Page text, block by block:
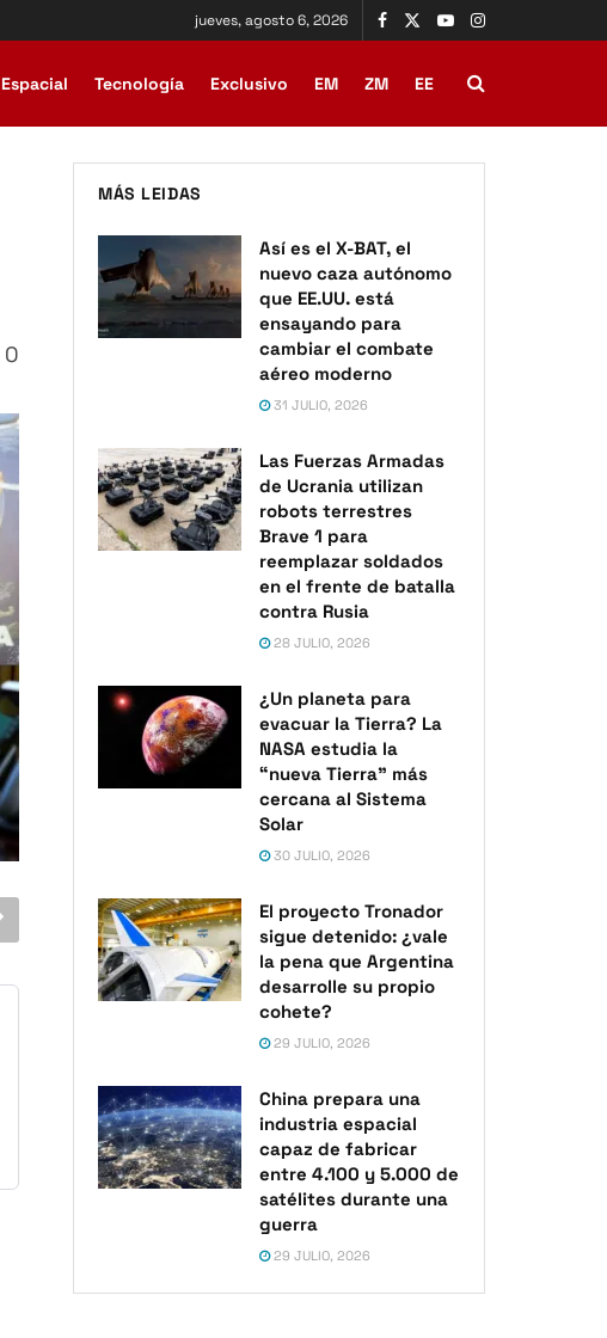
jueves, agosto 6, 2026
Espacial Tecnología Exclusivo EM ZM EE
0
MÁS LEIDAS
Así es el X-BAT, el
nuevo caza autónomo
que EE.UU. está
ensayando para
cambiar el combate
aéreo moderno
31 JULIO, 2026
Las Fuerzas Armadas
de Ucrania utilizan
robots terrestres
Brave 1 para
reemplazar soldados
en el frente de batalla
contra Rusia
28 JULIO, 2026
¿Un planeta para
evacuar la Tierra? La
NASA estudia la
“nueva Tierra” más
cercana al Sistema
Solar
30 JULIO, 2026
El proyecto Tronador
sigue detenido: ¿vale
la pena que Argentina
desarrolle su propio
cohete?
29 JULIO, 2026
China prepara una
industria espacial
capaz de fabricar
entre 4.100 y 5.000 de
satélites durante una
guerra
29 JULIO, 2026